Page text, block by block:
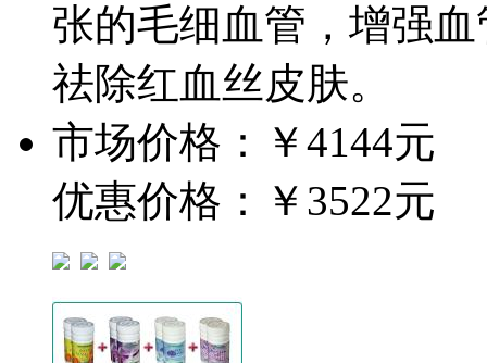
张的毛细血管，增强
祛除红血丝皮肤。
市场价格：
￥4144元
优惠价格：
￥3522元